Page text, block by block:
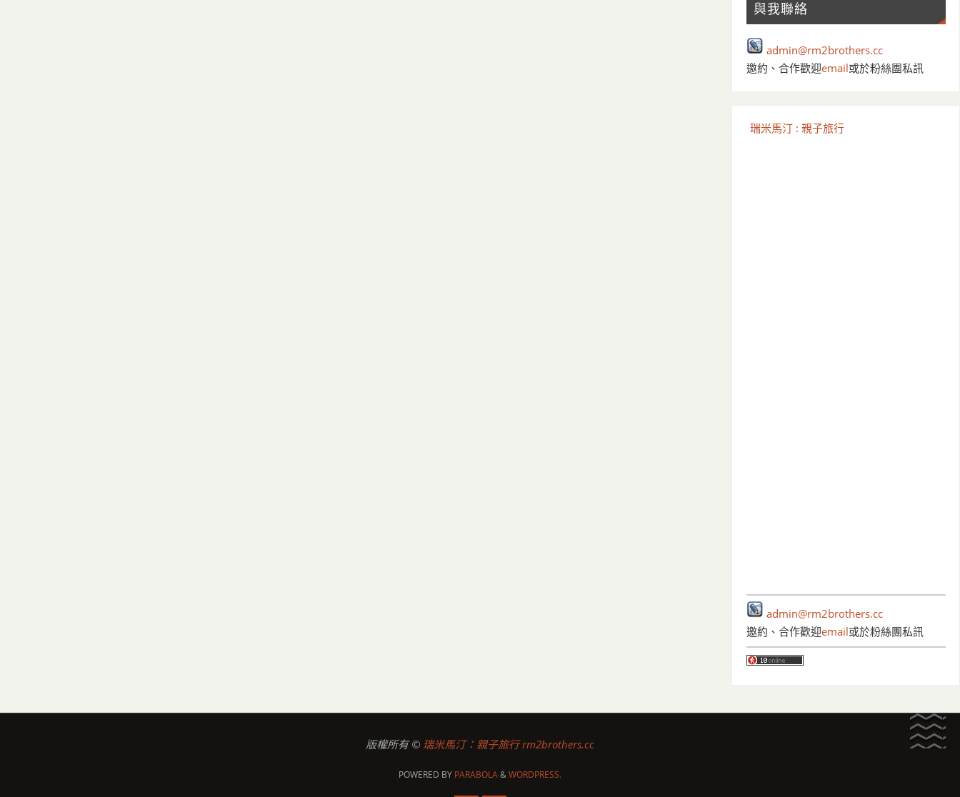
與我聯絡
admin@rm2brothers.cc
邀約、合作歡迎email或於粉絲團私訊
瑞米馬汀 : 親子旅行
admin@rm2brothers.cc
邀約、合作歡迎email或於粉絲團私訊
版權所有 © 瑞米馬汀：親子旅行 rm2brothers.cc
POWERED BY PARABOLA&WORDPRESS.